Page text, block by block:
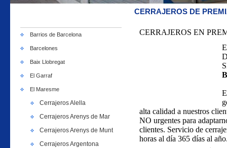
Barrios de Barcelona
Barcelones
Baix Llobregat
El Garraf
El Maresme
Cerrajeros Alella
Cerrajeros Arenys de Mar
Cerrajeros Arenys de Munt
Cerrajeros Argentona
CERRAJEROS DE
CERRAJEROS EN
alta calidad a nuestros
NO urgentes para
clientes. Servicio de
horas al día 365 días al